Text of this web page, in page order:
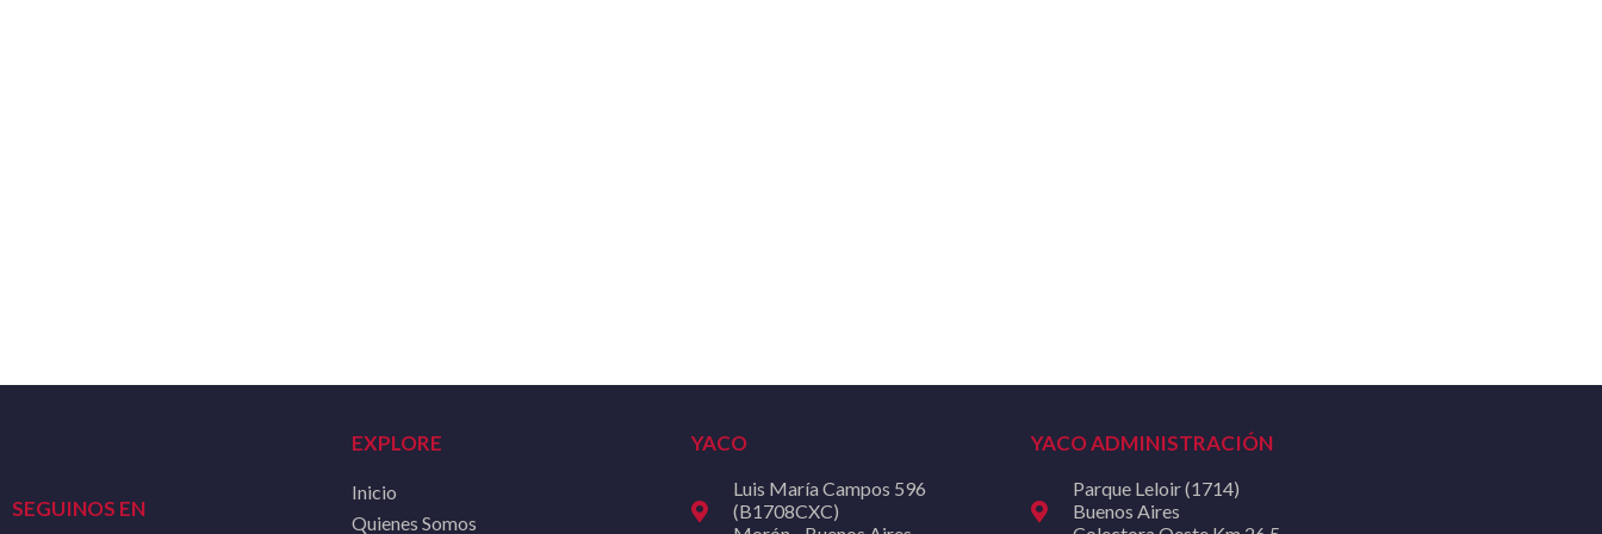
SEGUINOS EN
EXPLORE
Inicio
Quienes Somos
YACO
Luis María Campos 596
(B1708CXC)
YACO ADMINISTRACIÓN
Parque Leloir (1714)
Buenos Aires